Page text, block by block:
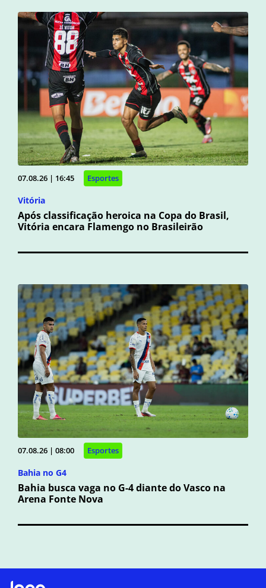
07.08.26 | 16:45 Esportes
Vitória
Após classificação heroica na Copa do Brasil,
Vitória encara Flamengo no Brasileirão
07.08.26 | 08:00 Esportes
Bahia no G4
Bahia busca vaga no G-4 diante do Vasco na
Arena Fonte Nova